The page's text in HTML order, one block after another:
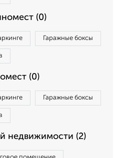
(0)
Гаражные боксы
(0)
Гаражные боксы
недвижимости (2)